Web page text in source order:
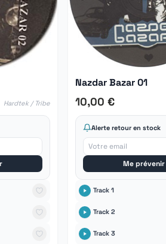
Hardtek / Tribe
Nazdar Bazar 01
10,00 €
Alerte retour en stock
Me prévenir
Track 1
Track 2
Track 3